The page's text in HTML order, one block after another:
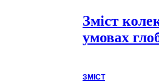
Зміст
умовах
ЗМІСТ